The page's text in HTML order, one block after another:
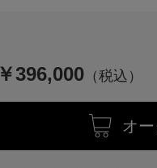
￥396,000
オ